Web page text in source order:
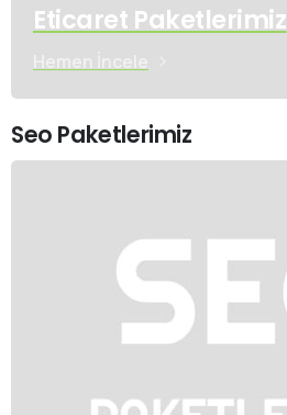
Eticaret Paketlerimiz
Seo Paketlerimiz